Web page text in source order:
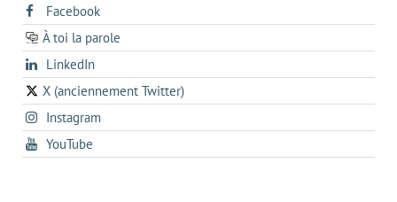
Facebooks'ouvre
dans
un
onglet
À toi la parole
opens
in
a
new
tab
LinkedInopens
in
a
new
X (anciennement Twitter)
s'ouvre
dans
un
nouvel
Instagrams'ouvre
dans
un
YouTube
dans